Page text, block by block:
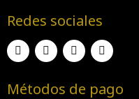
Redes sociales
Métodos de pago